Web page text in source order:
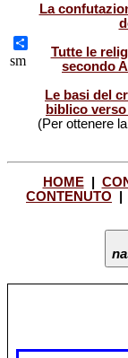
Share
sm
La
Tutte le
secondo
Le basi del
biblico
(Per ottenere
HOME|
CONTENUTO